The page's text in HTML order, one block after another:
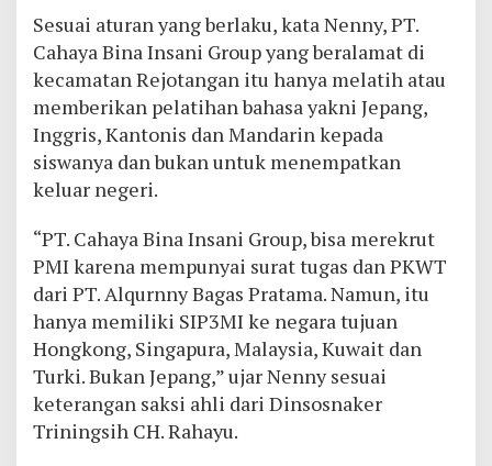
Sesuai aturan yang berlaku, kata Nenny, PT.
Cahaya Bina Insani Group yang beralamat di
kecamatan Rejotangan itu hanya melatih atau
memberikan pelatihan bahasa yakni Jepang,
Inggris, Kantonis dan Mandarin kepada
siswanya dan bukan untuk menempatkan
keluar negeri.
“PT. Cahaya Bina Insani Group, bisa merekrut
PMI karena mempunyai surat tugas dan PKWT
dari PT. Alqurnny Bagas Pratama. Namun, itu
hanya memiliki SIP3MI ke negara tujuan
Hongkong, Singapura, Malaysia, Kuwait dan
Turki. Bukan Jepang,” ujar Nenny sesuai
keterangan saksi ahli dari Dinsosnaker
Triningsih CH. Rahayu.